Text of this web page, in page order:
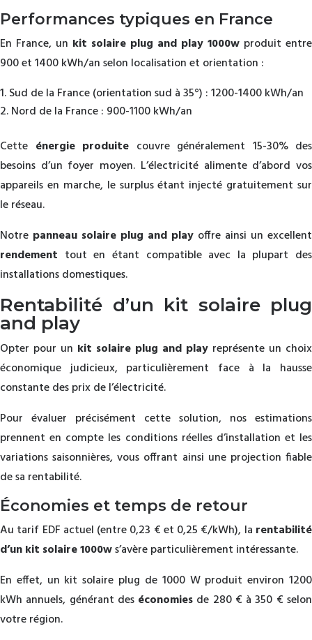
Performances typiques en France
En France, un kit solaire plug and play 1000w produit entre
900 et 1400 kWh/an selon localisation et orientation :
Sud de la France (orientation sud à 35°) : 1200-1400 kWh/an
Nord de la France : 900-1100 kWh/an
Cette énergie produite couvre généralement 15-30% des
besoins d’un foyer moyen. L’électricité alimente d’abord vos
appareils en marche, le surplus étant injecté gratuitement sur
le réseau.
Notre panneau solaire plug and play offre ainsi un excellent
rendement tout en étant compatible avec la plupart des
installations domestiques.
Rentabilité d’un kit solaire plug
and play
Opter pour un kit solaire plug and play représente un choix
économique judicieux, particulièrement face à la hausse
constante des prix de l’électricité.
Pour évaluer précisément cette solution, nos estimations
prennent en compte les conditions réelles d’installation et les
variations saisonnières, vous offrant ainsi une projection fiable
de sa rentabilité.
Économies et temps de retour
Au tarif EDF actuel (entre 0,23 € et 0,25 €/kWh), la rentabilité
d’un kit solaire 1000ws’avère particulièrement intéressante.
En effet, un kit solaire plug de 1000 W produit environ 1200
kWh annuels, générant des économies de 280 € à 350 € selon
votre région.